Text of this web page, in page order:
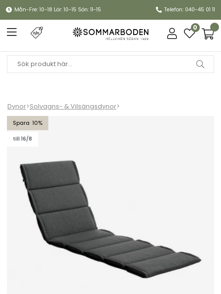
Mån-Fre: 10-18 Lör: 10-15 Sön: 11-15 Telefon: 040-45 01 11
0
Dynor>Solvagns- & Vilsängsdynor>
10
till 16/8
Dubai vilsängsdyna - antracit